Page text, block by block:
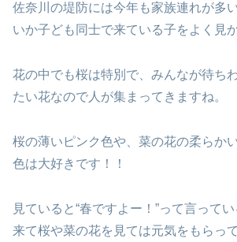
佐奈川の堤防には今年も家族連れが多
いか子ども同士で来ている子をよく見
花の中でも桜は特別で、みんなが待ち
たい花なので人が集まってきますね。
桜の薄いピンク色や、菜の花の柔らか
色は大好きです！！
見ていると“春ですよー！”って言って
来て桜や菜の花を見ては元気をもらっ